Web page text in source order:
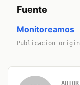
Fuente
Monitoreamos
Publicacion